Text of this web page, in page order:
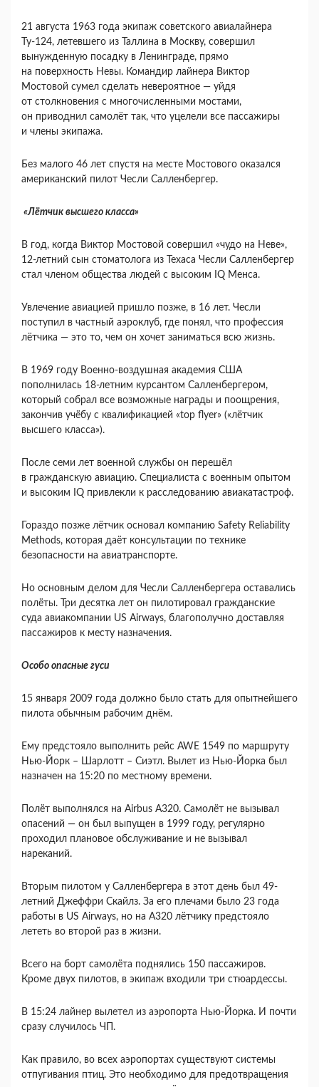
21 августа 1963 года экипаж советского авиалайнера
Ту-124, летевшего из Таллина в Москву, совершил
вынужденную посадку в Ленинграде, прямо
на поверхность Невы. Командир лайнера Виктор
Мостовой сумел сделать невероятное — уйдя
от столкновения с многочисленными мостами,
он приводнил самолёт так, что уцелели все пассажиры
и члены экипажа.
Без малого 46 лет спустя на месте Мостового оказался
американский пилот Чесли Салленбергер.
«Лётчик высшего класса»
В год, когда Виктор Мостовой совершил «чудо на Неве»,
12-летний сын стоматолога из Техаса Чесли Салленбергер
стал членом общества людей с высоким IQ Менса.
Увлечение авиацией пришло позже, в 16 лет. Чесли
поступил в частный аэроклуб, где понял, что профессия
лётчика — это то, чем он хочет заниматься всю жизнь.
В 1969 году Военно-воздушная академия США
пополнилась 18-летним курсантом Салленбергером,
который собрал все возможные награды и поощрения,
закончив учёбу с квалификацией «top flyer» («лётчик
высшего класса»).
После семи лет военной службы он перешёл
в гражданскую авиацию. Специалиста с военным опытом
и высоким IQ привлекли к расследованию авиакатастроф.
Гораздо позже лётчик основал компанию Safety Reliability
Methods, которая даёт консультации по технике
безопасности на авиатранспорте.
Но основным делом для Чесли Салленбергера оставались
полёты. Три десятка лет он пилотировал гражданские
суда авиакомпании US Airways, благополучно доставляя
пассажиров к месту назначения.
Особо опасные гуси
15 января 2009 года должно было стать для опытнейшего
пилота обычным рабочим днём.
Ему предстояло выполнить рейс AWE 1549 по маршруту
Нью-Йорк – Шарлотт – Сиэтл. Вылет из Нью-Йорка был
назначен на 15:20 по местному времени.
Полёт выполнялся на Airbus A320. Самолёт не вызывал
опасений — он был выпущен в 1999 году, регулярно
проходил плановое обслуживание и не вызывал
нареканий.
Вторым пилотом у Салленбергера в этот день был 49-
летний Джеффри Скайлз. За его плечами было 23 года
работы в US Airways, но на А320 лётчику предстояло
лететь во второй раз в жизни.
Всего на борт самолёта поднялись 150 пассажиров.
Кроме двух пилотов, в экипаж входили три стюардессы.
В 15:24 лайнер вылетел из аэропорта Нью-Йорка. И почти
сразу случилось ЧП.
Как правило, во всех аэропортах существуют системы
отпугивания птиц. Это необходимо для предотвращения